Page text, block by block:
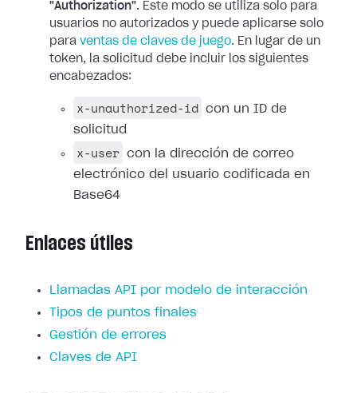
"Authorization". Este modo se utiliza solo para
usuarios no autorizados y puede aplicarse solo
para ventas de claves de juego. En lugar de un
token, la solicitud debe incluir los siguientes
encabezados:
x-unauthorized-id con un ID de
solicitud
x-user con la dirección de correo
electrónico del usuario codificada en
Base64
Enlaces útiles
Llamadas API por modelo de interacción
Tipos de puntos finales
Gestión de errores
Claves de API